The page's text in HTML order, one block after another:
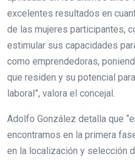
excelentes resultados en
de las mujeres participantes,
estimular sus capacidades
como emprendedoras,
que residen y su potencial
laboral”, valora el concejal.
Adolfo González detalla que
encontramos en la primera
en la localización y selección